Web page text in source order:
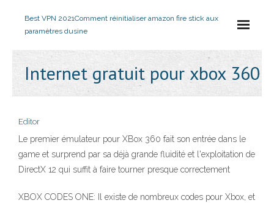
Best VPN 2021Comment réinitialiser amazon fire stick aux
paramètres dusine
Internet gratuit pour xbox 360
Editor
Le premier émulateur pour XBox 360 fait son entrée dans le
game et surprend par sa déjà grande fluidité et l'exploitation de
DirectX 12 qui suffit à faire tourner presque correctement
XBOX CODES ONE: Il existe de nombreux codes pour Xbox, et